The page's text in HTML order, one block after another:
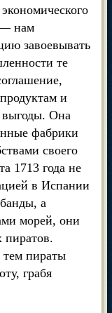
— нам
завоевывать
те
и
Она
фабрики
своего
1713 года не
в Испании
а
морей, они
пиратов.
тем пираты
грабя